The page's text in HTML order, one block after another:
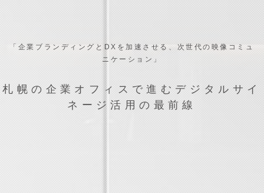
「企業ブランディングとDXを加速させる、次世代の映像コミュ
ニケーション」
札幌の企業オフィスで進むデジタルサイ
ネージ活用の最前線